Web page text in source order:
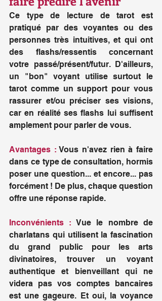
Ce type de lecture de tarot est
pratiqué par des voyantes ou des
personnes très intuitives, et qui ont
des flashs/ressentis concernant
votre passé/présent/futur. D'ailleurs,
un "bon" voyant utilise surtout le
tarot comme un support pour vous
rassurer et/ou préciser ses visions,
car en réalité ses flashs lui suffisent
amplement pour parler de vous.
Avantages : Vous n'avez rien à faire
dans ce type de consultation, hormis
poser une question... et encore... pas
forcément ! De plus, chaque question
offre une réponse rapide.
Inconvénients : Vue le nombre de
charlatans qui utilisent la fascination
du grand public pour les arts
divinatoires, trouver un voyant
authentique et bienveillant qui ne
videra pas vos comptes bancaires
est une gageure. Et oui, la voyance